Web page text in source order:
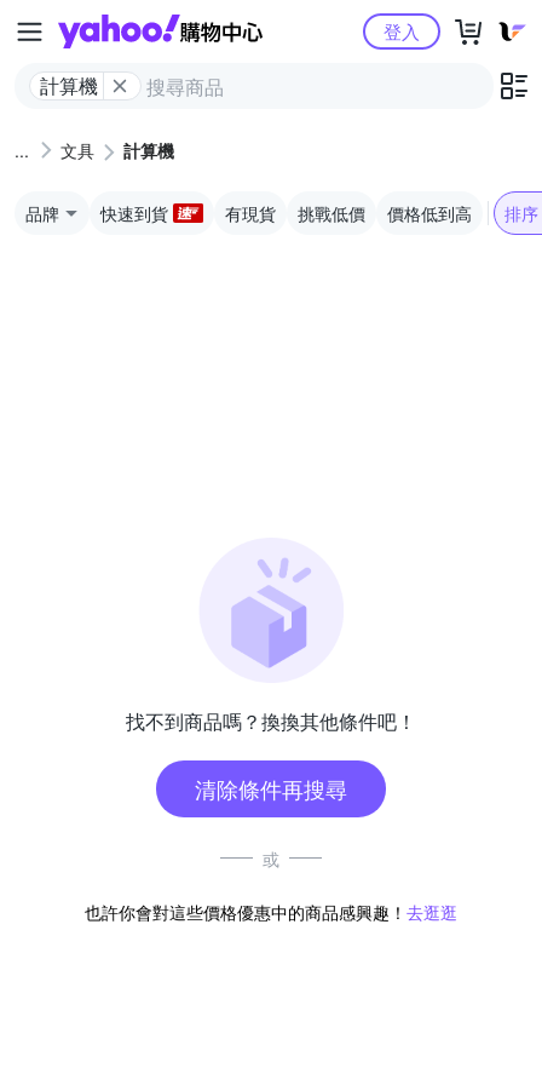
Yahoo購物中心
計算機
登入
文具 計算機
品牌 快速到貨 有現貨 挑戰低價 價格低到高 排序
找不到商品嗎？換換其他條件吧！
清除條件再搜尋
或
也許你會對這些價格優惠中的商品感興趣！ 去逛逛